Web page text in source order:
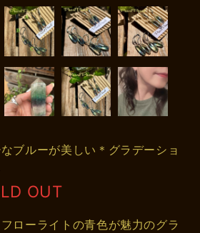
ブルーが美しい＊グラデーショ
OUT
ローライトの青色が魅力のグラ